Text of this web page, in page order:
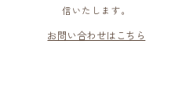
信いたします。
お問い合わせはこちら